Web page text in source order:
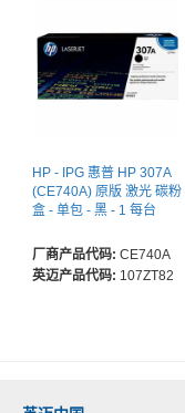
HP - IPG 惠普 HP 307A
(CE740A) 原版 激光 碳粉
盒 - 单包 - 黑 - 1 每台
厂商产品代码: CE740A
英迈产品代码: 107ZT82